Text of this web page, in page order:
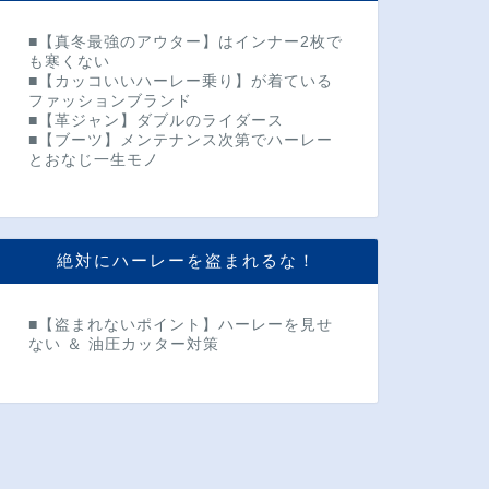
■【真冬最強のアウター】はインナー2枚で
も寒くない
■【カッコいいハーレー乗り】が着ている
ファッションブランド
■【革ジャン】ダブルのライダース
■【ブーツ】メンテナンス次第でハーレー
とおなじ一生モノ
絶対にハーレーを盗まれるな！
■【盗まれないポイント】ハーレーを見せ
ない ＆ 油圧カッター対策